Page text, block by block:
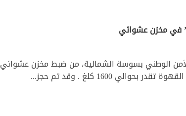
الوطني بسوسة الشمالية، من ضبط مخزن عشوائي
1600 كلغ . وقد تم حجز...